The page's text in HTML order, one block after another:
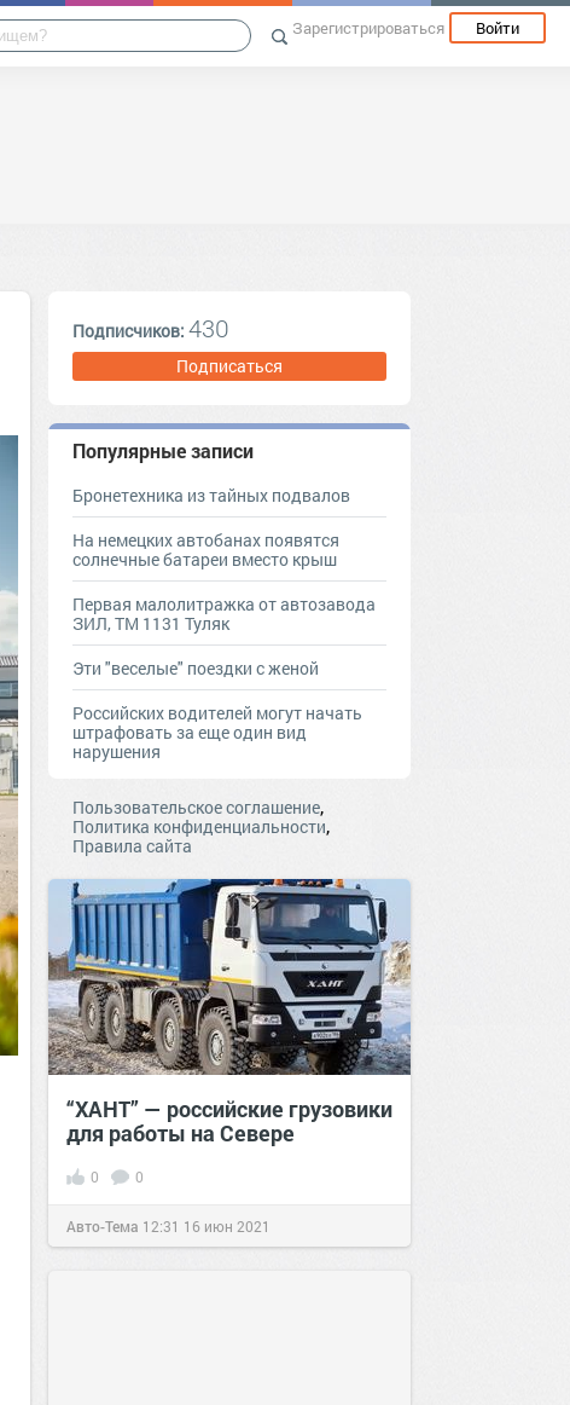
Зарегистрироваться Войти
Подписчиков: 430
Подписаться
Популярные записи
Бронетехника из тайных подвалов
На немецких автобанах появятся
солнечные батареи вместо крыш
Первая малолитражка от автозавода
ЗИЛ, ТМ 1131 Туляк
Эти "веселые" поездки с женой
Российских водителей могут начать
штрафовать за еще один вид
нарушения
Пользовательское соглашение,
Политика конфиденциальности,
Правила сайта
“ХАНТ” — российские грузовики
для работы на Севере
0 0
Авто-Тема 12:31 16 июн 2021